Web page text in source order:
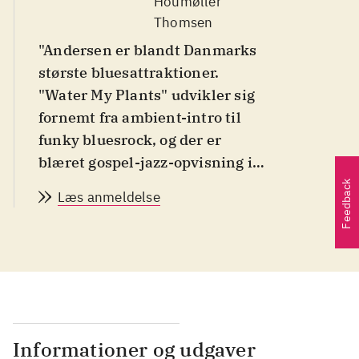
Thomsen
"Andersen er blandt Danmarks
største bluesattraktioner.
"Water My Plants" udvikler sig
fornemt fra ambient-intro til
funky bluesrock, og der er
blæret gospel-jazz-opvisning i
at det bliver for meget.
synger om hjembyen, der ikke
er mere anonym, når der går
genreudvendige manerer i den
Læs anmeldelse
Informationer og udgaver
Feedback